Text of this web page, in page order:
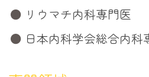
リウマチ内科専門医
日本内科学会総合内科